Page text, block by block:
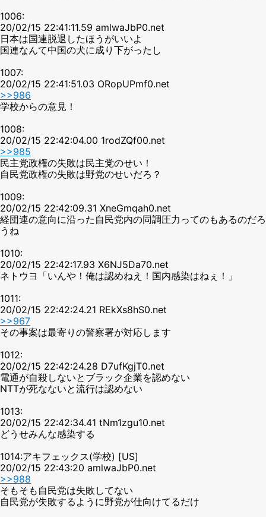
1006:
20/02/15 22:41:11.59 amlwaJbP0.net
日本は国連脱退したほうがいいよ
国連なんて中国の犬に成り下がったし
1007:
20/02/15 22:41:51.03 ORopUPmf0.net
>>986
学校からの意見！
1008:
20/02/15 22:42:04.00 1rodZQf00.net
>>985
民主党政権の失敗は民主党のせい！
自民党政権の失敗は野党のせいだろ？
1009:
20/02/15 22:42:09.31 XneGmqah0.net
経団連の意向に沿った自民党内の同調圧力ってのもあるのだろ
うね
1010:
20/02/15 22:42:17.93 X6NJ5Da70.net
ネトウヨ「いんや！俺は認めねえ！国内感染はねぇ！」
1011:
20/02/15 22:42:24.21 REkXs8hS0.net
>>967
その事案は最寄りの警察署が対応します
1012:
20/02/15 22:42:24.28 D7ufKgjT0.net
電通が自殺しないとブラック企業を認めない
NTTが死なないと流行は認めない
1013:
20/02/15 22:42:34.41 tNm1zgu10.net
どうせみんな感染する
1014:アキフェックス(学校) [US]
20/02/15 22:43:20 amlwaJbP0.net
>>988
そもそも自民党は失敗してない
自民党が失敗するように野党が仕向けてるだけ